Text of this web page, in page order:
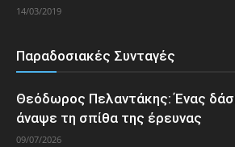
14/03/2019
Παραδοσιακές Συνταγές
Θεόδωρος Πελαντάκης: Ένας
άναψε τη σπίθα της έρευνας
09/07/2026